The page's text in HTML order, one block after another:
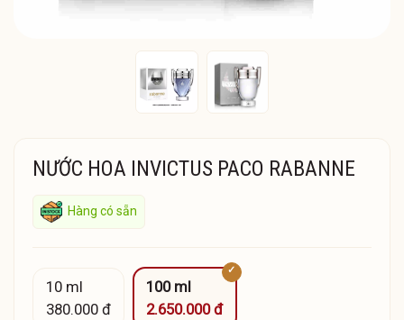
NƯỚC HOA INVICTUS PACO RABANNE
Hàng có sẵn
10 ml
380.000 đ
100 ml
2.650.000 đ